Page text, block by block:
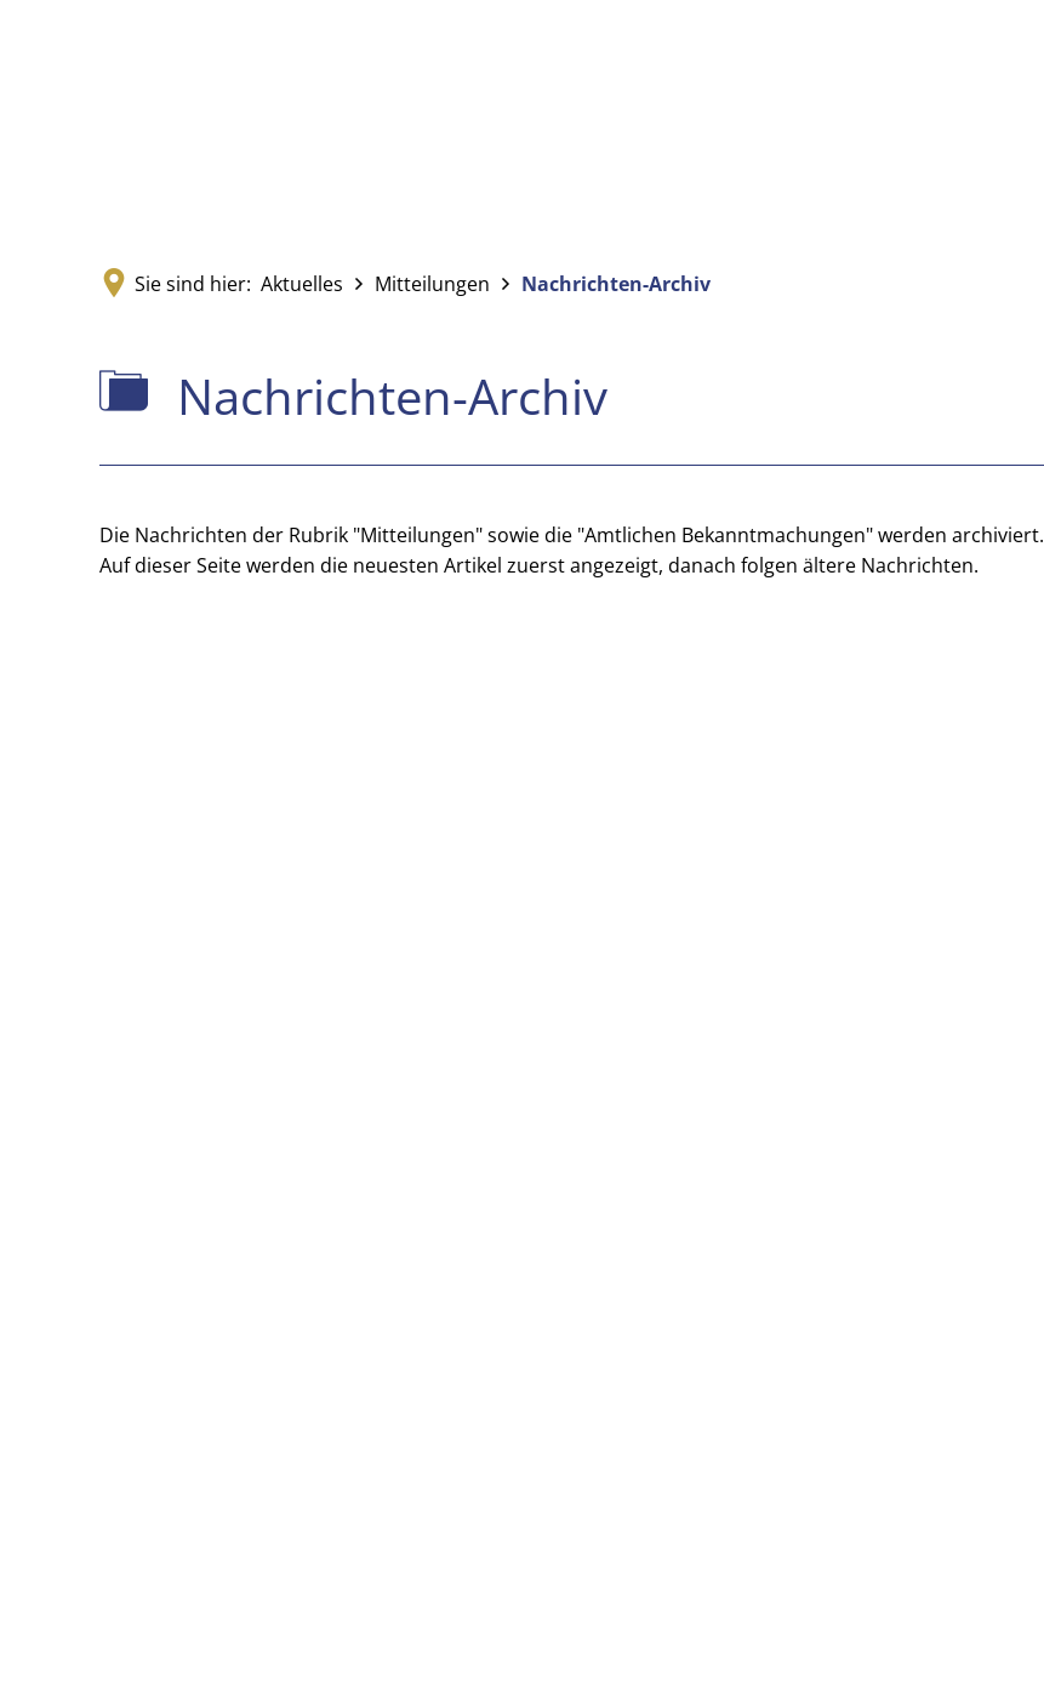
Sie sind hier: Aktuelles Mitteilungen Nachrichten-Archiv
Nachrichten-
Archiv
Nachrichten-Archiv
Die Nachrichten der Rubrik "Mitteilungen" sowie die "Amtlichen Bekanntmachungen" werden archiviert.
Auf dieser Seite werden die neuesten Artikel zuerst angezeigt, danach folgen ältere Nachrichten.